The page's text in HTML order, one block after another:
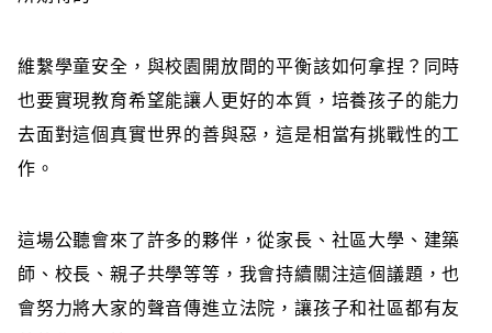
維繫學童安全，與校園開放間的平衡該如何拿捏？同時
也要實現教育希望能讓人更好的本質，培養孩子的能力
去面對這個真實世界的善與惡，這是相當有挑戰性的工
作。
這場公聽會來了許多的夥伴，從家長、社區大學、建築
師、校長、親子共學等等，我會持續關注這個議題，也
會努力將大家的聲音傳進立法院，讓孩子和社區都有友